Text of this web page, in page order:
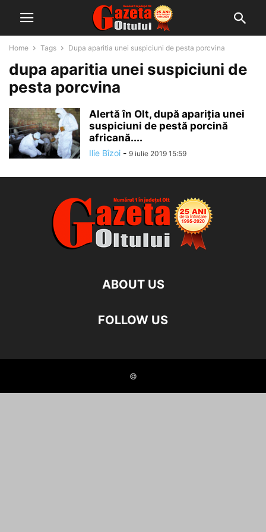
Home Tags Dupa aparitia unei suspiciuni de pesta porcvina
dupa aparitia unei suspiciuni de
pesta porcvina
Alertă în Olt, după apariția unei
suspiciuni de pestă porcină
africană....
Ilie Bîzoi - 9 iulie 2019 15:59
ABOUT US
FOLLOW US
©